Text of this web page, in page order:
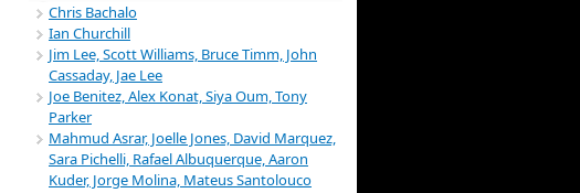
Chris Bachalo
Ian Churchill
Jim Lee, Scott Williams, Bruce Timm, John
Cassaday, Jae Lee
Joe Benitez, Alex Konat, Siya Oum, Tony
Parker
Mahmud Asrar, Joelle Jones, David Marquez,
Sara Pichelli, Rafael Albuquerque, Aaron
Kuder, Jorge Molina, Mateus Santolouco